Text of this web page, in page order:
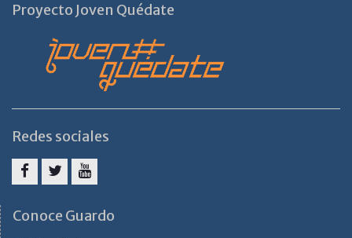
Proyecto Joven Quédate
Redes sociales
Conoce Guardo